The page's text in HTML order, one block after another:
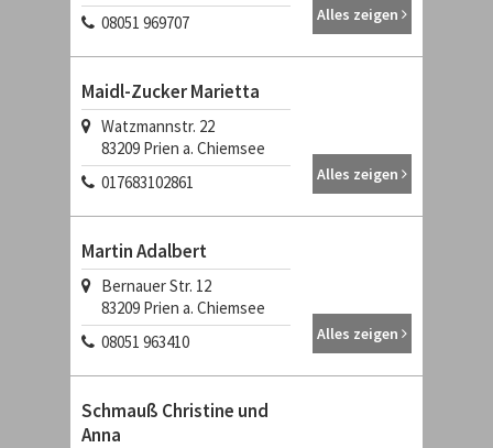
08051 969707
Alles zeigen
Maidl-Zucker Marietta
Watzmannstr. 22
83209 Prien a. Chiemsee
017683102861
Alles zeigen
Martin Adalbert
Bernauer Str. 12
83209 Prien a. Chiemsee
08051 963410
Alles zeigen
Schmauß Christine und
Anna